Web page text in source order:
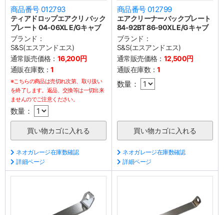
商品番号 012793
ティアドロップエアクリ バック
プレート 04-06XL E/Gキャブ
ブランド：
S&S(エスアンドエス)
通常販売価格： 16,200円
通販在庫数：1
※こちらの商品は売切れ次第、取り扱い
を終了します。返品、交換等は一切出来
ませんのでご注意ください。
数量：
ネオガレージ在庫数確認
詳細ページ
商品番号 012799
エアクリーナーバックプレート
84-92BT 86-90XL E/Gキャブ
ブランド：
S&S(エスアンドエス)
通常販売価格： 12,500円
通販在庫数：1
数量：
ネオガレージ在庫数確認
詳細ページ